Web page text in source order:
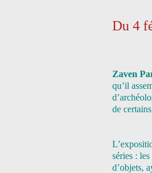
Du 4
Zaven
qu’il
de
séries :
d’objets,